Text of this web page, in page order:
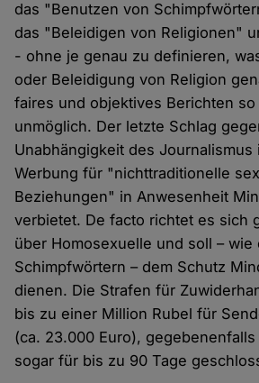
das "Benutzen von
das "Beleidigen von Religionen"
- ohne je genau zu definieren,
oder Beleidigung von Religion
faires und objektives Berichten so
unmöglich. Der letzte Schlag
Unabhängigkeit des Journalismus
Werbung für "nichttraditionelle
Beziehungen" in Anwesenheit
verbietet. De facto richtet es sich
über Homosexuelle und soll – wie
Schimpfwörtern – dem Schutz
dienen. Die Strafen für
bis zu einer Million Rubel für
(ca. 23.000 Euro),
sogar für bis zu 90 Tage